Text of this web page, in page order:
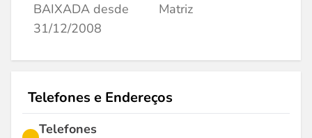
BAIXADA desde
31/12/2008
Matriz
Telefones e Endereços
Telefones